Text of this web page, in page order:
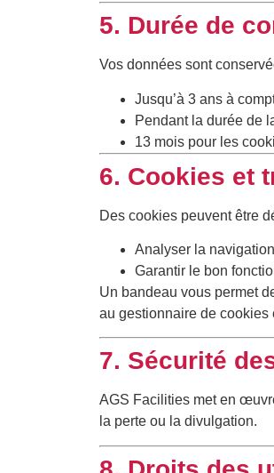
5. Durée de
Vos données sont
Jusqu’à 3 ans à
Pendant la durée de
13 mois pour les
6. Cookies et
Des cookies peuvent être
Analyser la
Garantir le bon
Un bandeau vous permet
au gestionnaire de cookies
7. Sécurité
AGS Facilities met en
la perte ou la divulgation.